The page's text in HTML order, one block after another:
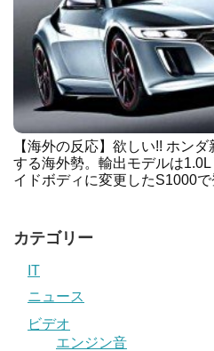
【海外の反応】欲しい!! ホン
する海外勢。輸出モデルは
イドボディに変更したS1000で
カテゴリー
IT
ニュース
ビデオ
エンジン音